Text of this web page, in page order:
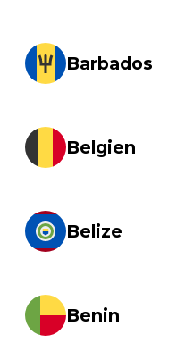
Barbados
Belgien
Belize
Benin